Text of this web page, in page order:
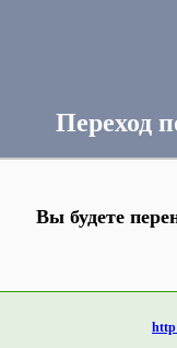
Переход
Вы будете